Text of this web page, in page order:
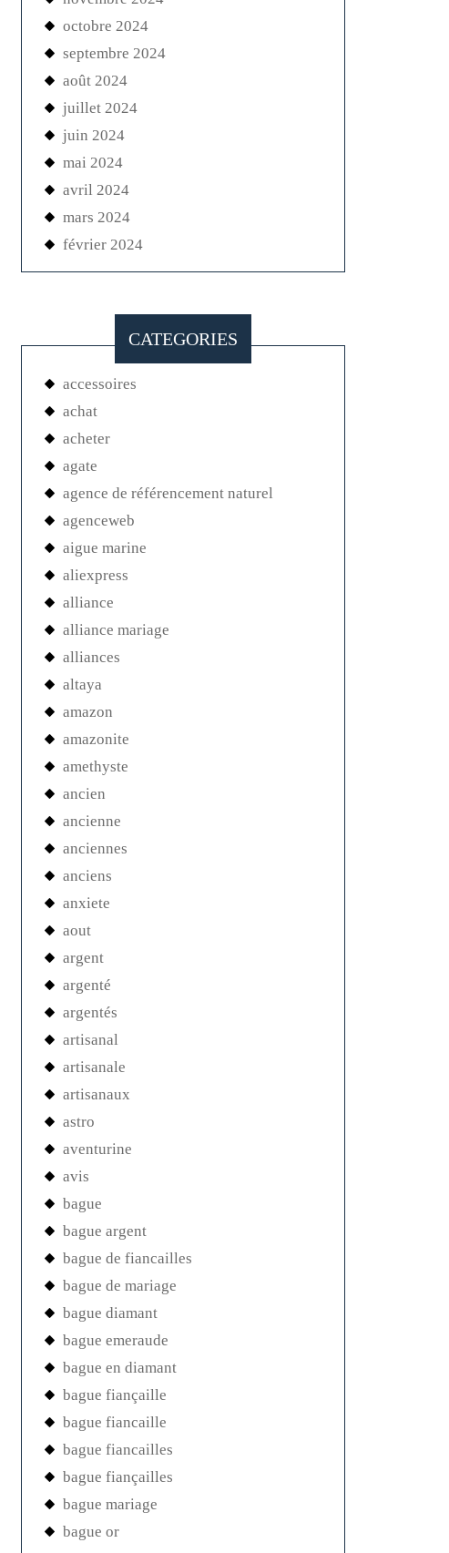
octobre 2024
septembre 2024
août 2024
juillet 2024
juin 2024
mai 2024
avril 2024
mars 2024
février 2024
CATEGORIES
accessoires
achat
acheter
agate
agence de référencement naturel
agenceweb
aigue marine
aliexpress
alliance
alliance mariage
alliances
altaya
amazon
amazonite
amethyste
ancien
ancienne
anciennes
anciens
anxiete
aout
argent
argenté
argentés
artisanal
artisanale
artisanaux
astro
aventurine
avis
bague
bague argent
bague de fiancailles
bague de mariage
bague diamant
bague emeraude
bague en diamant
bague fiançaille
bague fiancaille
bague fiancailles
bague fiançailles
bague mariage
bague or